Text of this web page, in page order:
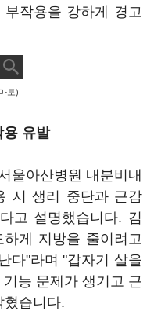
작용을 강하게 경고
토)
용 유발
울아산병원 내분비내
시 생리 중단과 근감
고 설명했습니다. 김
게 지방을 줄이려고
다"라며 "갑자기 살을
능 문제가 생기고 근
혔습니다.